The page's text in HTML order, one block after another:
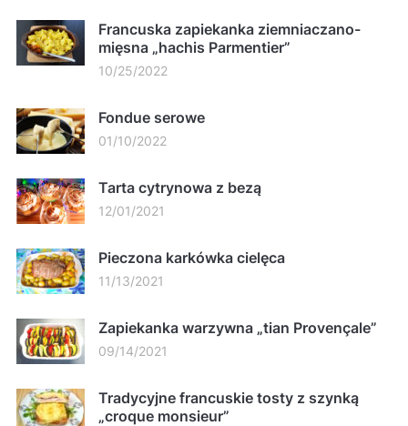
Francuska zapiekanka ziemniaczano-
mięsna „hachis Parmentier”
10/25/2022
Fondue serowe
01/10/2022
Tarta cytrynowa z bezą
12/01/2021
Pieczona karkówka cielęca
11/13/2021
Zapiekanka warzywna „tian Provençale”
09/14/2021
Tradycyjne francuskie tosty z szynką
„croque monsieur”